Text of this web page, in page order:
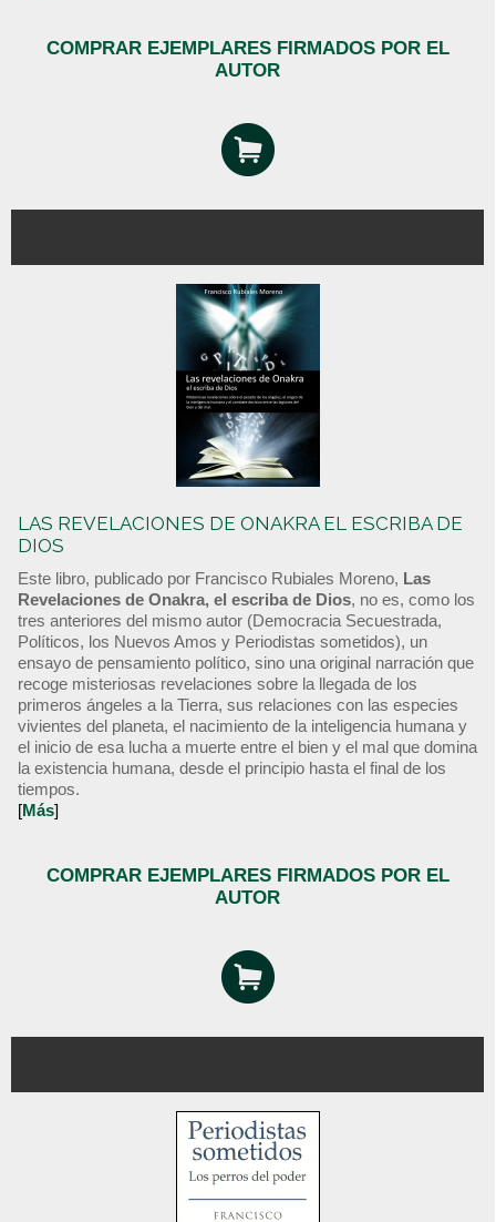
COMPRAR EJEMPLARES FIRMADOS POR EL
AUTOR
LAS REVELACIONES DE ONAKRA EL ESCRIBA DE
DIOS
Este libro, publicado por Francisco Rubiales Moreno, Las
Revelaciones de Onakra, el escriba de Dios, no es, como los
tres anteriores del mismo autor (Democracia Secuestrada,
Políticos, los Nuevos Amos y Periodistas sometidos), un
ensayo de pensamiento político, sino una original narración que
recoge misteriosas revelaciones sobre la llegada de los
primeros ángeles a la Tierra, sus relaciones con las especies
vivientes del planeta, el nacimiento de la inteligencia humana y
el inicio de esa lucha a muerte entre el bien y el mal que domina
la existencia humana, desde el principio hasta el final de los
tiempos.
[Más]
COMPRAR EJEMPLARES FIRMADOS POR EL
AUTOR